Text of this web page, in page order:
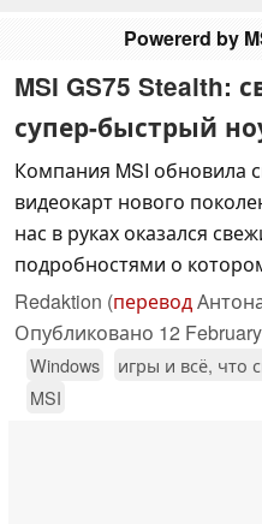
Powererd by
MSI GS75 Stealth:
супер-быстрый
Компания MSI обновила
видеокарт нового
нас в руках оказался
подробностями о
Redaktion (перевод
Опубликовано 12
Windows игры и всё, что
MSI